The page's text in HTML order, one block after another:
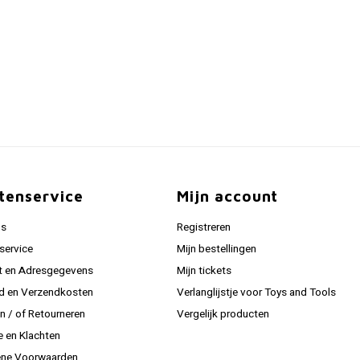
en Adresgegevens
en Verzendkosten
/ of Retourneren
en Klachten
Mijn account
Registreren
Mijn bestellingen
Mijn tickets
Verlanglijstje voor Toys and Tools
Vergelijk producten